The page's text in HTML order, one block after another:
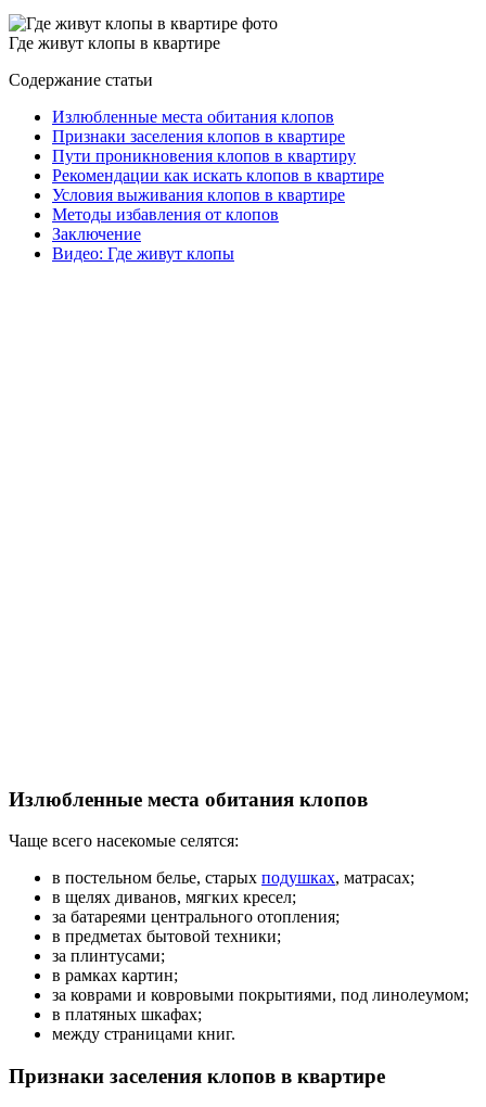
Где живут клопы в квартире
Содержание статьи
Излюбленные места обитания клопов
Признаки заселения клопов в квартире
Пути проникновения клопов в квартиру
Рекомендации как искать клопов в квартире
Условия выживания клопов в квартире
Методы избавления от клопов
Заключение
Видео: Где живут клопы
Излюбленные места обитания клопов
Чаще всего насекомые селятся:
в постельном белье, старых подушках, матрасах;
в щелях диванов, мягких кресел;
за батареями центрального отопления;
в предметах бытовой техники;
за плинтусами;
в рамках картин;
за коврами и ковровыми покрытиями, под линолеумом;
в платяных шкафах;
между страницами книг.
Признаки заселения клопов в квартире